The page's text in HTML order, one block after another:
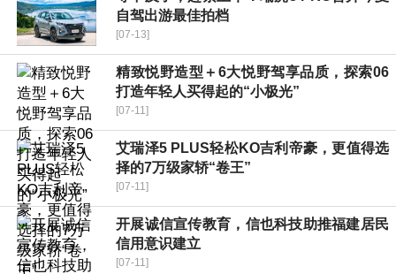
自驾出游最佳拍档
[07-13]
精致悦野造型＋6大悦野驾享品质，探索06
打造年轻人买得起的“小极光”
[07-11]
艾瑞泽5 PLUS轻松KO吉利帝豪，更值得选
择的7万级家轿“卷王”
[07-11]
开展诚信宣传教育，信也科技助推福建居民
信用意识建立
[07-11]